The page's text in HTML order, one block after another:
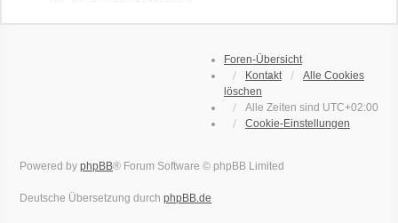
Foren-Übersicht
Kontakt
Alle Cookies
löschen
Alle Zeiten sind UTC+02:00
Cookie-Einstellungen
Powered by phpBB® Forum Software © phpBB Limited
Deutsche Übersetzung durch phpBB.de